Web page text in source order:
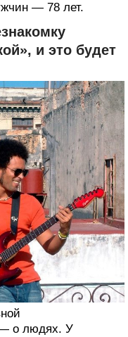
— 78 лет.
и это будет
— о людях. У